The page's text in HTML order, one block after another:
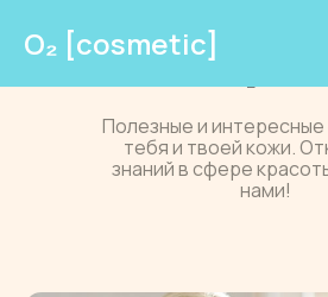
О₂ [cosmetic]
Блог О₂
Полезные и интересные
тебя и твоей кожи.
знаний в сфере
нами!